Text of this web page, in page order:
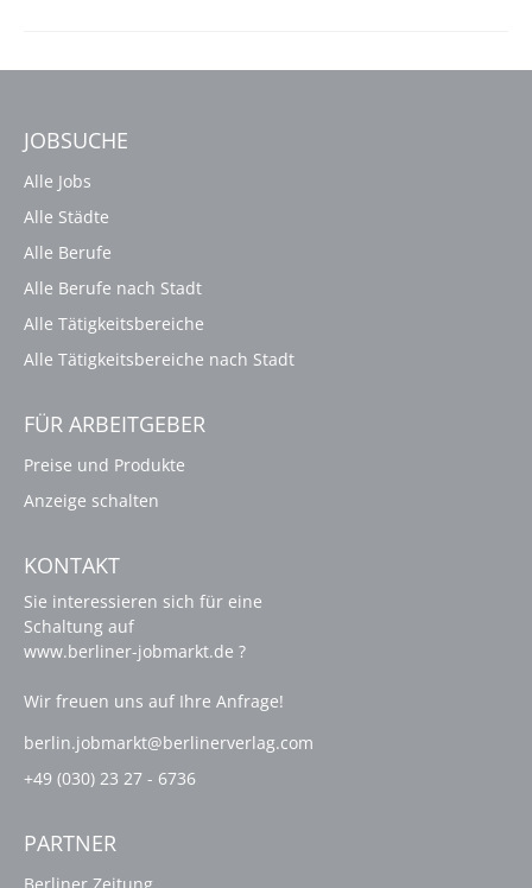
JOBSUCHE
Alle Jobs
Alle Städte
Alle Berufe
Alle Berufe nach Stadt
Alle Tätigkeitsbereiche
Alle Tätigkeitsbereiche nach Stadt
FÜR ARBEITGEBER
Preise und Produkte
Anzeige schalten
KONTAKT
Sie interessieren sich für eine
Schaltung auf
www.berliner-jobmarkt.de ?
Wir freuen uns auf Ihre Anfrage!
berlin.jobmarkt@berlinerverlag.com
+49 (030) 23 27 - 6736
PARTNER